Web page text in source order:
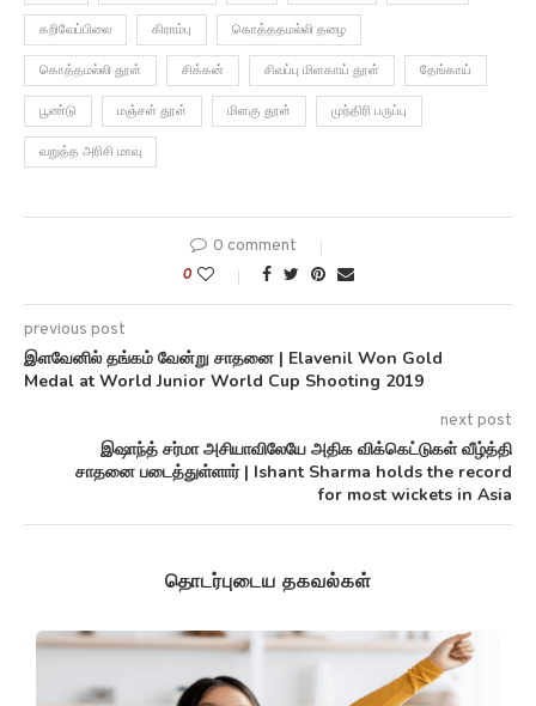
கறிவேப்பிலை கிராம்பு கொத்ததமல்லி தழை
கொத்தமல்லி தூள் சிக்கன் சிவப்பு மிளகாய் தூள் தேங்காய்
பூண்டு மஞ்சள் தூள் மிளகு தூள் முந்திரி பருப்பு
வறுத்த அரிசி மாவு
0 comment
0
previous post
இளவேனில் தங்கம் வேன்று சாதனை | Elavenil Won Gold
Medal at World Junior World Cup Shooting 2019
next post
இஷாந்த் சர்மா அசியாவிலேயே அதிக விக்கெட்டுகள் வீழ்த்தி
சாதனை படைத்துள்ளார் | Ishant Sharma holds the record
for most wickets in Asia
தொடர்புடைய தகவல்கள்